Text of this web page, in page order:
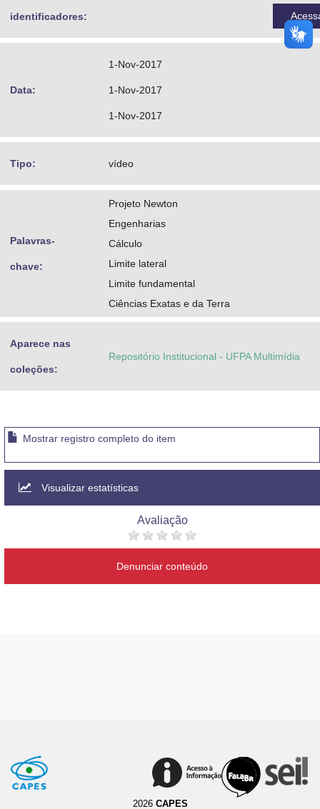
identificadores:
Data:
1-Nov-2017
1-Nov-2017
1-Nov-2017
Tipo: vídeo
Palavras-
chave:
Projeto Newton
Engenharias
Cálculo
Limite lateral
Limite fundamental
Ciências Exatas e da Terra
Aparece nas
coleções:
Repositório Institucional - UFPA Multimídia
Mostrar registro completo do item
Visualizar estatísticas
Avaliação
Denunciar conteúdo
2026 CAPES